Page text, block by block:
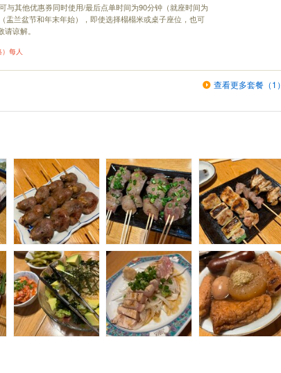
与其他优惠券同时使用/最后点单时间为90分钟（就座时间为
盂兰盆节和年末年始），即使选择榻榻米或桌子座位，也可
谅解。
）每人
查看更多套餐（1）